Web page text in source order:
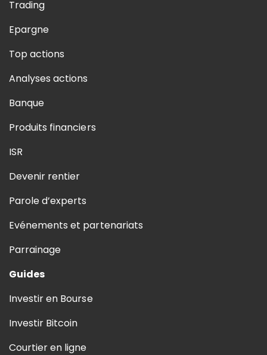
Trading
Epargne
Top actions
Analyses actions
Banque
Produits financiers
ISR
Devenir rentier
Parole d’experts
Evénements et partenariats
Parrainage
Guides
Investir en Bourse
Investir Bitcoin
Courtier en ligne